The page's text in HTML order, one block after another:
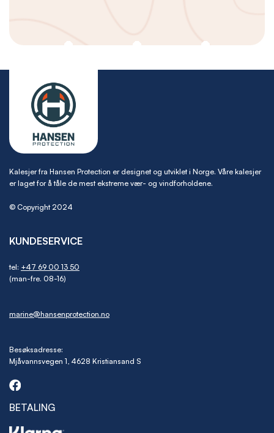
Kalesjer fra Hansen Protection er designet og utviklet i Norge. Våre kalesjer
er laget for å tåle de mest ekstreme vær- og vindforholdene.
© Copyright 2024
KUNDESERVICE
tel: +47 69 00 13 50
(man-fre. 08-16)
marine@hansenprotection.no
Besøksadresse:
Mjåvannsvegen 1, 4628 Kristiansand S
BETALING